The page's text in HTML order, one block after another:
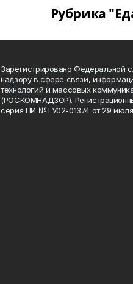
Рубрика
Зарегистрировано Федеральной
надзору в сфере связи,
технологий и массовых
(РОСКОМНАДЗОР).
серия ПИ №ТУ02-01374 от 29 июля